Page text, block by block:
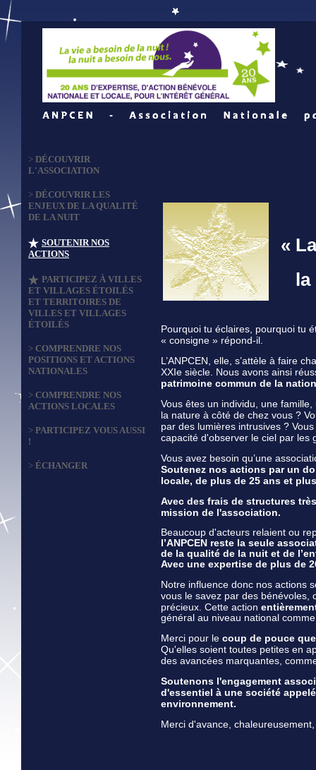
> DÉCOUVRIR
L'ASSOCIATION
> DÉCOUVRIR LES
ENJEUX DE LA QUALITÉ
DE LA NUIT
SOUTENIR NOS
ACTIONS
PARTICIPEZ À VILLES
ET VILLAGES ÉTOILÉS
ET TERRITOIRES DE
VILLES ET VILLAGES
ÉTOILÉS
> COMPRENDRE NOS
POSITIONS ET ACTIONS
NATIONALES
> COMPRENDRE NOS
ACTIONS LOCALES
> PARTICIPEZ VOUS AUSSI
!
> ÉCHANGER
«
la
Pourquoi tu éclaires, pourquoi tu
« consigne » répond-il.
L’ANPCEN, elle, s’attèle à faire
XXIe siècle. Nous avons ainsi
patrimoine commun de la nation
Vous êtes un individu, une
la nature à côté de chez vous ?
par des lumières intrusives ?
capacité d'observer le ciel par les
Vous avez besoin qu’une
Soutenez nos actions par un
locale, de plus de 25 ans et
Avec des frais de structures
mission de l'association.
Beaucoup d'acteurs relaient ou
l’ANPCEN reste la seule
de la qualité de la nuit et de
Avec une expertise de plus de
Notre influence donc nos actions
vous le savez par des bénévoles,
précieux. Cette action
général au niveau national
Merci pour le coup de pouce
Qu'elles soient toutes petites en
des avancées marquantes,
Soutenons l'engagement
d'essentiel à une société
environnement.
Merci d'avance,